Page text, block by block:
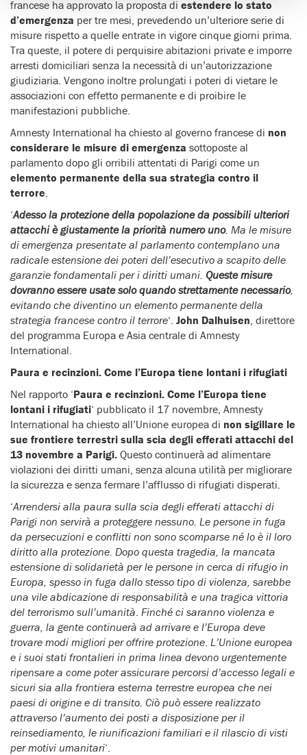
francese ha approvato la proposta di estendere lo stato
d’emergenza per tre mesi, prevedendo un’ulteriore serie di
misure rispetto a quelle entrate in vigore cinque giorni prima.
Tra queste, il potere di perquisire abitazioni private e imporre
arresti domiciliari senza la necessità di un’autorizzazione
giudiziaria. Vengono inoltre prolungati i poteri di vietare le
associazioni con effetto permanente e di proibire le
manifestazioni pubbliche.
Amnesty International ha chiesto al governo francese di non
considerare le misure di emergenza sottoposte al
parlamento dopo gli orribili attentati di Parigi come un
elemento permanente della sua strategia contro il
terrore
‘Adesso la protezione della popolazione da possibili ulteriori
attacchiè giustamente la priorità numero uno. Ma le misure
di emergenza presentate al parlamento contemplano una
radicale estensione dei poteri dell’esecutivo a scapito delle
garanzie fondamentali per i diritti umani. Queste misure
dovranno essere usate solo quando strettamente necessario,
evitando che diventino un elemento permanente della
strategia francese contro il terrore‘. John Dalhuisen , direttore
del programma Europa e Asia centrale di Amnesty
International.
Paura e recinzioni. Come l’Europa tiene lontani i rifugiati
Nel rapporto ‘Paura e recinzioni. Come l’Europa tiene
lontani i rifugiati‘ pubblicato il 17 novembre, Amnesty
International ha chiesto all’Unione europea di non sigillare le
sue frontiere terrestri sulla scia degli efferati attacchi del
13 novembre a Parigi. Questo continuerà ad alimentare
violazioni dei diritti umani, senza alcuna utilità per migliorare
la sicurezza e senza fermare l’afflusso di rifugiati disperati.
‘Arrendersi alla paura sulla scia degli efferati attacchi di
Parigi non servirà a proteggere nessuno. Le persone in fuga
da persecuzioni e conflitti non sono scomparse né lo è il loro
diritto alla protezione. Dopo questa tragedia, la mancata
estensione di solidarietà per le persone in cerca di rifugio in
Europa, spesso in fuga dallo stesso tipo di violenza, sarebbe
una vile abdicazione di responsabilità e una tragica vittoria
del terrorismo sull’umanità Finché ci saranno violenza e
guerra, la gente continuerà ad arrivare e l’Europa deve
trovare modi migliori per offrire protezione L’Unione europea
e i suoi stati frontalieri in prima linea devono urgentemente
ripensare a come poter assicurare percorsi d’accesso legali e
sicuri sia alla frontiera esterna terrestre europea che nei
paesi di origine e di transito. Ciò può essere realizzato
attraverso l’aumento dei posti a disposizione per il
reinsediamento, le riunificazioni familiari e il rilascio di visti
per motivi umanitari‘.